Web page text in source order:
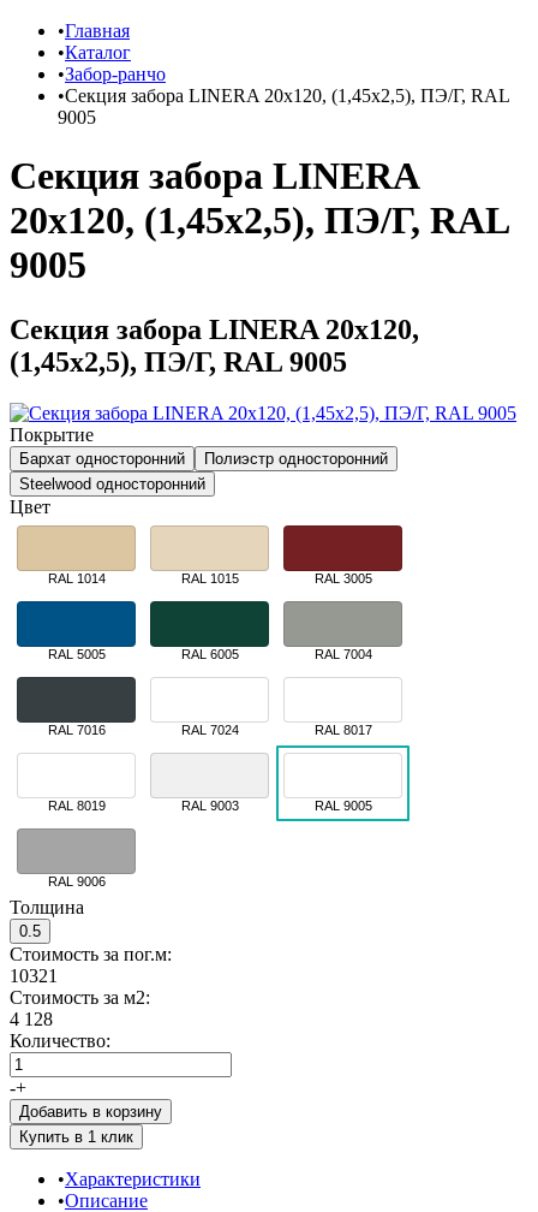
Главная
Каталог
Забор-ранчо
Секция забора LINERA 20х120, (1,45х2,5), ПЭ/Г, RAL
9005
Секция забора LINERA
20х120, (1,45х2,5), ПЭ/Г, RAL
9005
Секция забора LINERA 20х120,
(1,45х2,5), ПЭ/Г, RAL 9005
Покрытие
Бархат односторонний
Полиэстр односторонний
Steelwood односторонний
Цвет
RAL 1014 RAL 1015 RAL 3005
RAL 5005 RAL 6005 RAL 7004
RAL 7016 RAL 7024 RAL 8017
RAL 8019 RAL 9003 RAL 9005
RAL 9006
Толщина
0.5
Стоимость за пог.м:
10321
Стоимость за м2:
4 128
Количество:
-+
Добавить в корзину
Характеристики
Описание